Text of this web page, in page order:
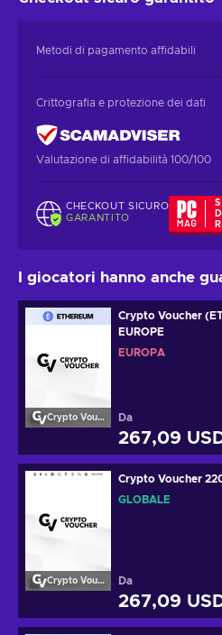
Metodi di pagamento affidabili
Crittografia e protezione dei dati
Valutazione di affidabilità 100/100
CHECKOUT SICURO
GARANTITO
I giocatori hanno anche
Crypto Voucher
Crypto Voucher
EUROPE
EUROPA
Da
267,09
Crypto Voucher
Crypto Voucher
GLOBALE
Da
267,09